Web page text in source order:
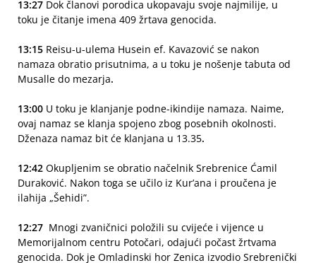
13:27 Dok članovi porodica ukopavaju svoje najmilije, u
toku je čitanje imena 409 žrtava genocida.
13:15 Reisu-u-ulema Husein ef. Kavazović se nakon
namaza obratio prisutnima, a u toku je nošenje tabuta od
Musalle do mezarja.
13:00 U toku je klanjanje podne-ikindije namaza. Naime,
ovaj namaz se klanja spojeno zbog posebnih okolnosti.
Dženaza namaz bit će klanjana u 13.35.
12:42 Okupljenim se obratio načelnik Srebrenice Ćamil
Duraković. Nakon toga se učilo iz Kur’ana i proučena je
ilahija „Šehidi”.
12:27 Mnogi zvaničnici položili su cvijeće i vijence u
Memorijalnom centru Potočari, odajući počast žrtvama
genocida. Dok je Omladinski hor Zenica izvodio Srebrenički